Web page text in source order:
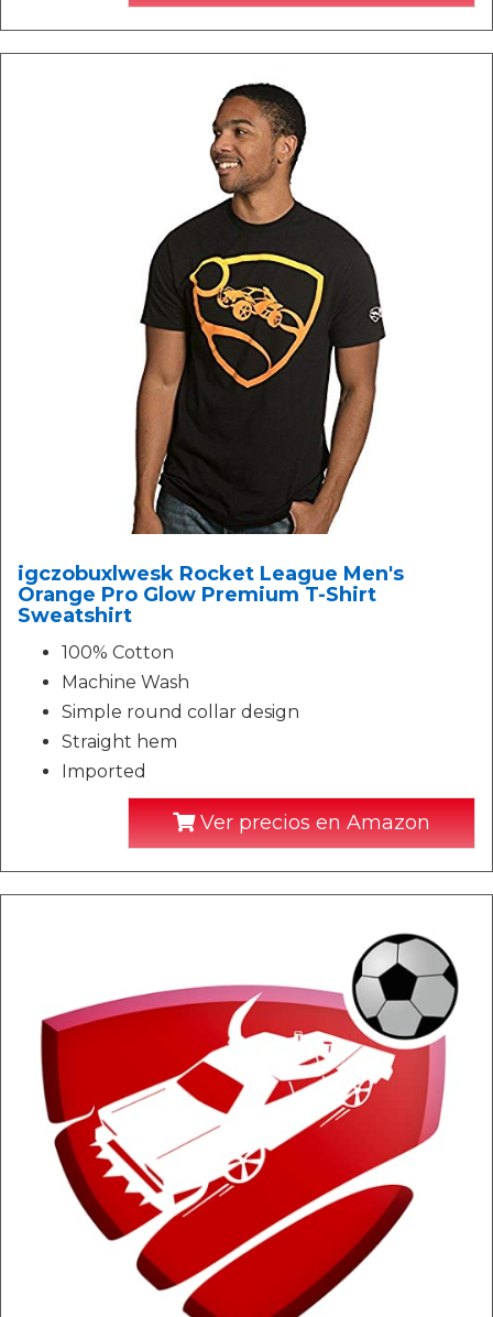
igczobuxlwesk Rocket League Men's
Orange Pro Glow Premium T-Shirt
Sweatshirt
100% Cotton
Machine Wash
Simple round collar design
Straight hem
Imported
Ver precios en Amazon